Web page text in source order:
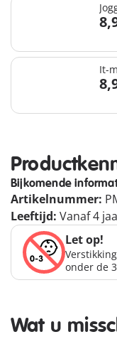
It-
Bijkomende
Artikelnummer:
Leeftijd: Vanaf 4
Let op!
onder de
Wat u